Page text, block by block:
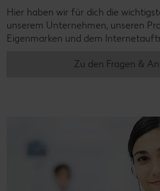
Hier haben wir für dich die
unserem Unternehmen, unseren
Eigenmarken und dem
Zu den Fragen &